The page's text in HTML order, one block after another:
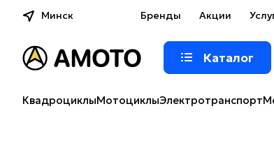
Минск Бренды Акции
Каталог
КвадроциклыМотоциклыЭлектротранспорт